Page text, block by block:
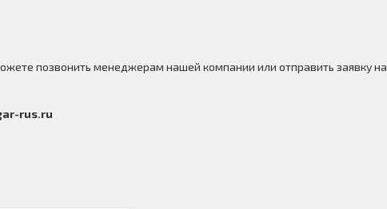
позвонить менеджерам нашей компании или отправить заявку на
rus.ru